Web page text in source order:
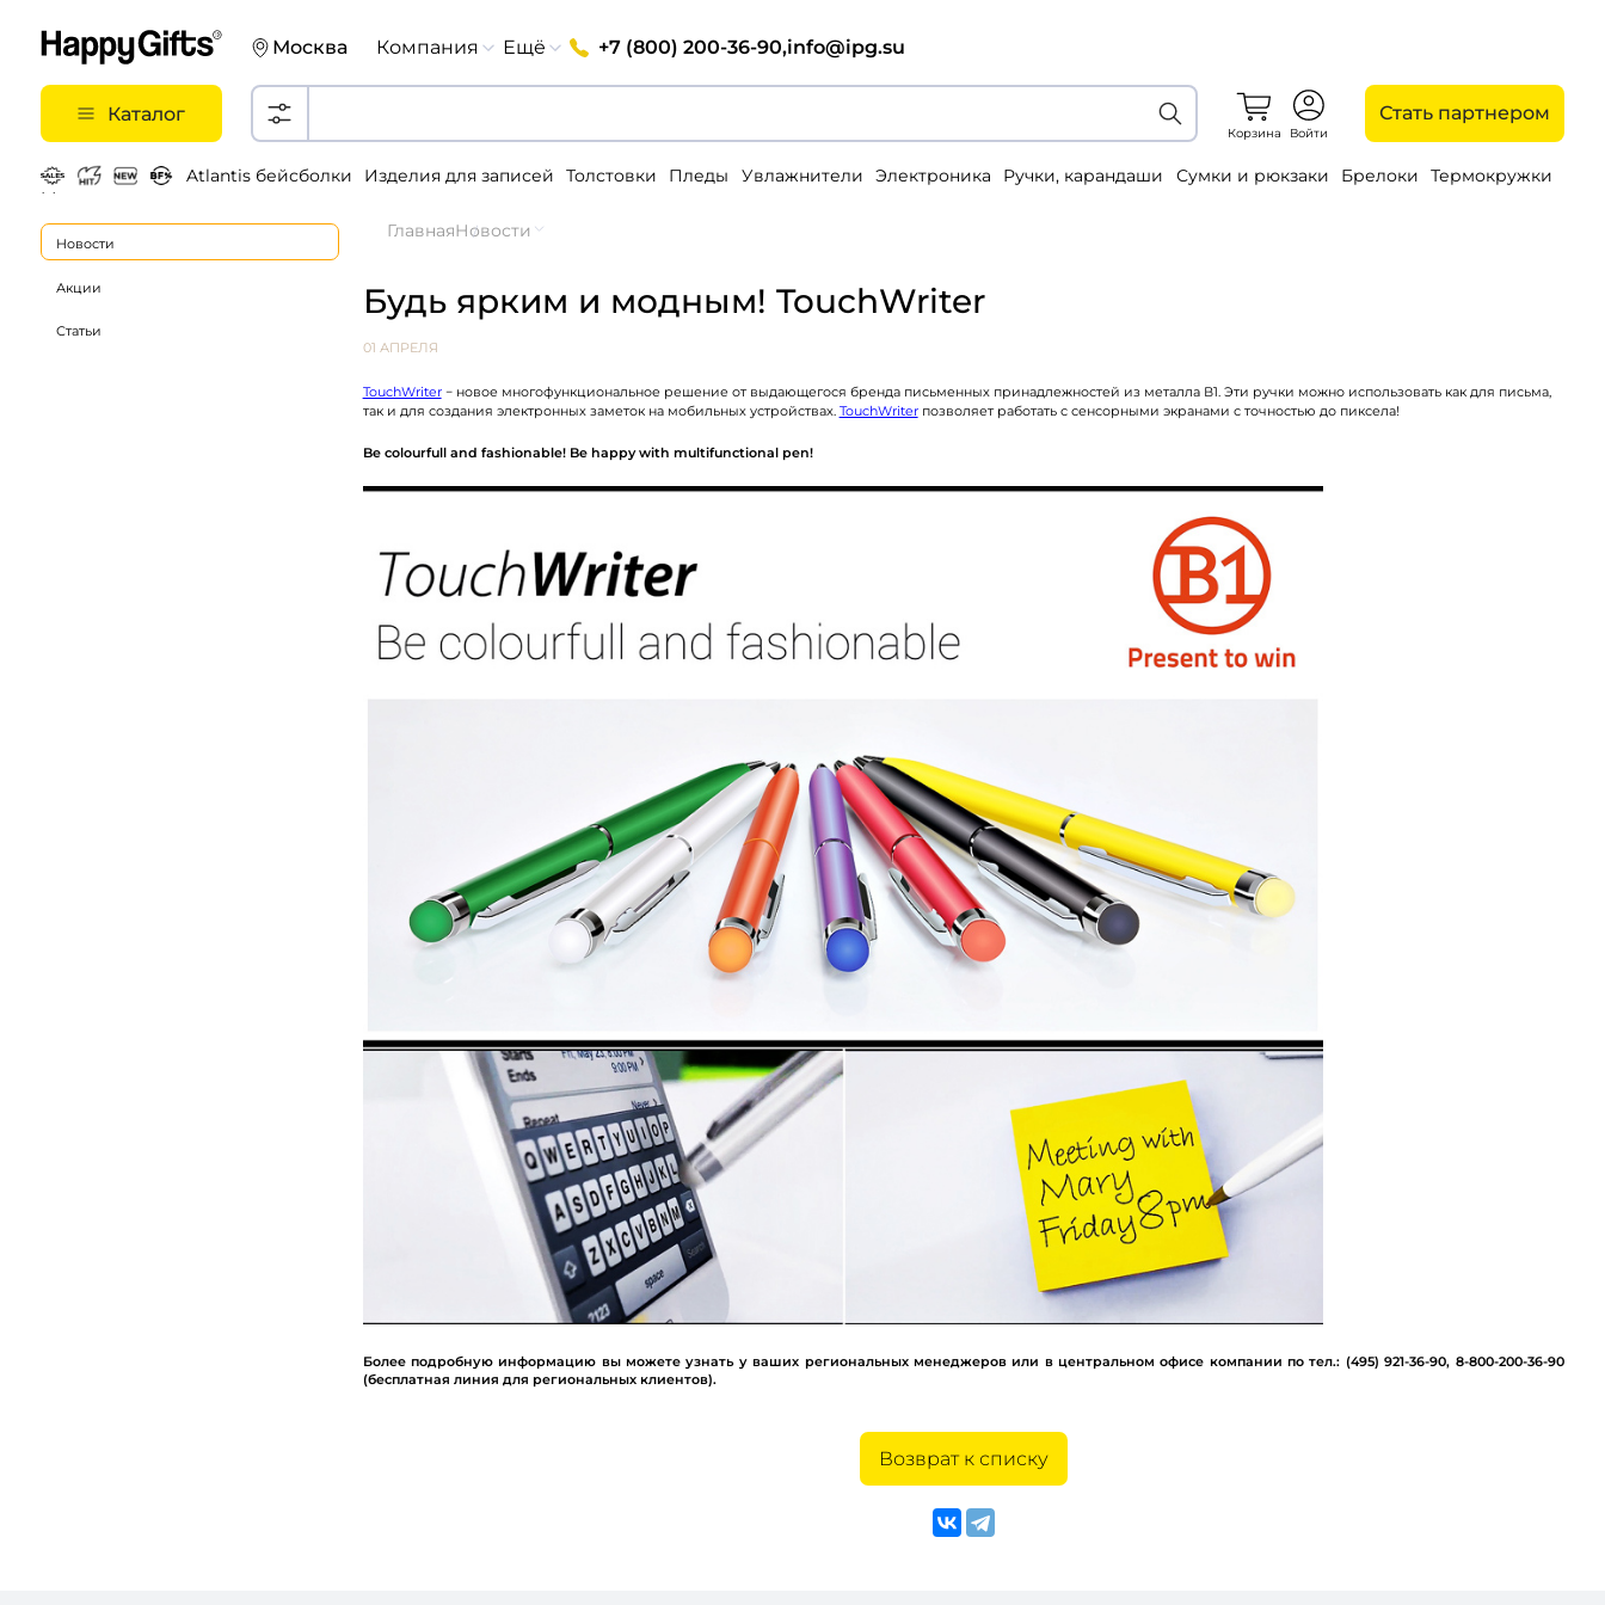
Москва Компания Ещё +7 (800) 200-36-90,info@ipg.su
Каталог
Корзина Войти
Стать партнером
Atlantis бейсболки Изделия для записей Толстовки Пледы Увлажнители Электроника Ручки, карандаши Сумки и рюкзаки Брелоки
Термокружки
Металлические ручки
Новости
Акции
Статьи
ГлавнаяНовости
Будь ярким и модным! TouchWriter
01 АПРЕЛЯ
TouchWriter− новое многофункциональное решение от выдающегося бренда письменных принадлежностей из металла В1. Эти ручки можно использовать как для письма,
так и для создания электронных заметок на мобильных устройствах. TouchWriterпозволяет работать с сенсорными экранами с точностью до пиксела!
Be colourfull and fashionable! Be happy with multifunctional pen!
Более подробную информацию вы можете узнать у ваших региональных менеджеров или в центральном офисе компании по тел.: (495) 921-36-90, 8-800-200-36-90
(бесплатная линия для региональных клиентов).
Возврат к списку
Вход
Запомнить меня Забыли пароль?
Войти в кабинет